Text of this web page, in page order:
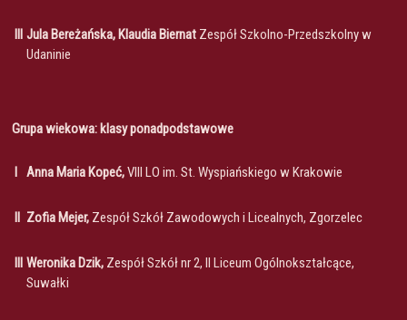
III Jula Bereżańska, Klaudia Biernat Zespół Szkolno-Przedszkolny w
Udaninie
Grupa wiekowa: klasy ponadpodstawowe
I Anna Maria Kopeć,VIII LO im. St. Wyspiańskiego w Krakowie
II Zofia Mejer, Zespół Szkół Zawodowych i Licealnych, Zgorzelec
III Weronika Dzik, Zespół Szkół nr 2, II Liceum Ogólnokształcące,
Suwałki